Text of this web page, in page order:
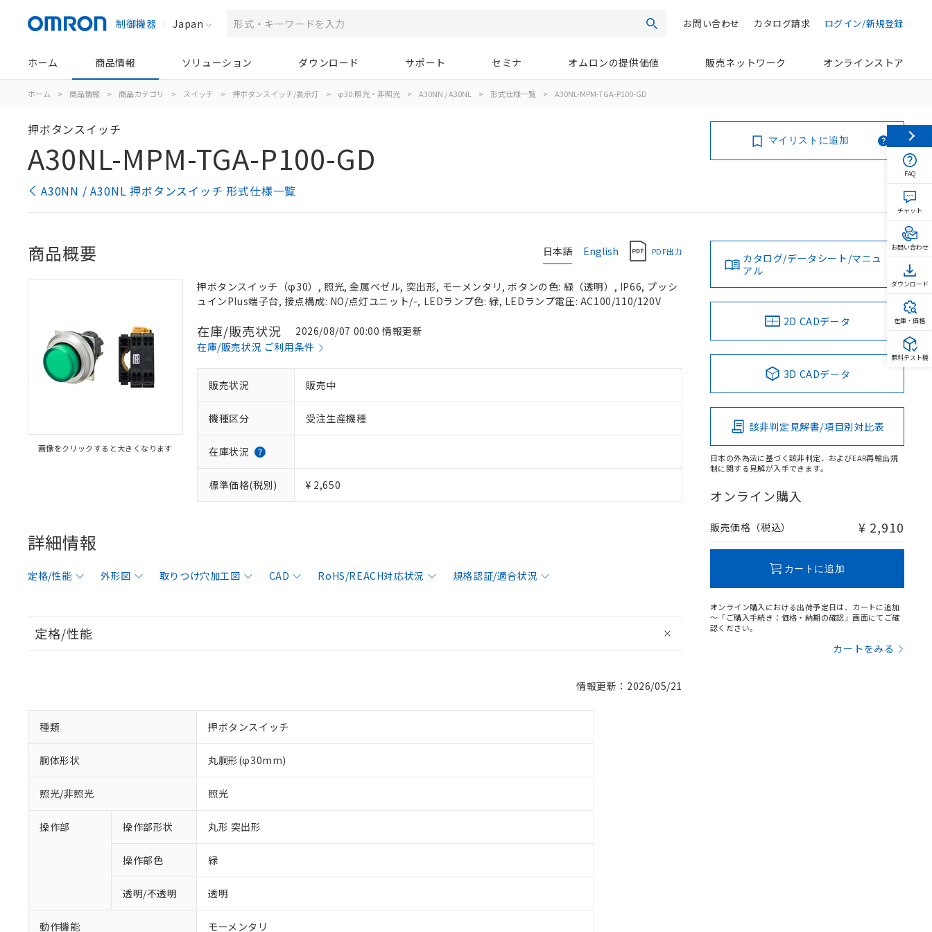
制御機器 Japan 検索 ログイン/新規登録
カタログ請求
お問い合わせ
ホーム 商品情報 ソリューション ダウンロード サポート セミナ オムロンの提供価値 販売ネットワーク オンラインストア
ホーム > 商品情報 > 商品カテゴリ > スイッチ > 押ボタンスイッチ/表示灯 > φ30:照光・非照光 > A30NN / A30NL > 形式仕様一覧 > A30NL-MPM-TGA-P100-GD
押ボタンスイッチ
A30NL-MPM-TGA-P100-GD
A30NN / A30NL 押ボタンスイッチ 形式仕様一覧
マイリストに追加
日本語 English PDF出力
商品概要
画像をクリックすると大きくなります
押ボタンスイッチ（φ30）, 照光, 金属ベゼル, 突出形, モーメンタリ, ボタンの色: 緑（透明）, IP66, プッシ
ュインPlus端子台, 接点構成: NO/点灯ユニット/-, LEDランプ色: 緑, LEDランプ電圧: AC100/110/120V
在庫/販売状況
2026/08/07 00:00 情報更新
在庫/販売状況 ご利用条件
販売状況 販売中
機種区分 受注生産機種
在庫状況
標準価格(税別) ¥ 2,650
詳細情報
定格/性能 外形図 取りつけ穴加工図 CAD RoHS/REACH対応状況 規格認証/適合状況
定格/性能
情報更新：2026/05/21
種類 押ボタンスイッチ
胴体形状 丸胴形(φ30mm)
照光/非照光 照光
操作部 操作部形状 丸形 突出形
操作部色 緑
透明/不透明 透明
動作機能 モーメンタリ
カタログ/データシート/マニュ
アル
2D CADデータ
3D CADデータ
該非判定見解書/項目別対比表
日本の外為法に基づく該非判定、およびEAR再輸出規
制に関する見解が入手できます。
オンライン購入
販売価格（税込） ¥ 2,910
カートに追加
オンライン購入における出荷予定日は、カートに追加
～「ご購入手続き：価格・納期の確認」画面にてご確
認ください。
カートをみる
FAQ
チャット
お問い合わせ
ダウンロード
在庫・価格
無料テスト機